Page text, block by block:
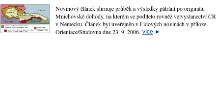
Novinový článek shrnuje průběh a výsledky pátrání po originálu
Mnichovské dohody, na kterém se podílelo rovněž velvyslanectví ČR
v Německu. Článek byl uveřejněn v Lidových novinách v příloze
Orientace/Studovna dne 23. 9. 2006. více ►